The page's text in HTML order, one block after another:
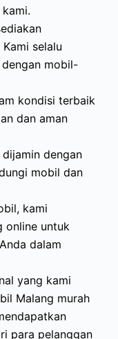
selalu
mobil-
kondisi terbaik
dan aman
dengan
mobil dan
kami
online untuk
dalam
yang kami
Malang murah
para pelanggan